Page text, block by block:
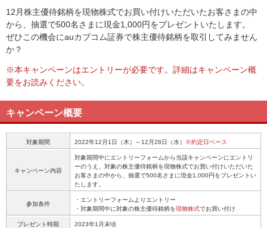
12月株主優待銘柄を現物株式でお買い付けいただいたお客さまの中
から、抽選で500名さまに現金1,000円をプレゼントいたします。
ぜひこの機会にauカブコム証券で株主優待銘柄を取引してみません
か？
※本キャンペーンはエントリーが必要です。詳細はキャンペーン概
要をお読みください。
キャンペーン概要
対象期間 2022年12月1日（木）～12月28日（水） ※約定日ベース
キャンペーン内容
対象期間中にエントリーフォームから当該キャンペーンにエントリ
ーのうえ、対象の株主優待銘柄を現物株式でお買い付けいただいた
お客さまの中から、抽選で500名さまに現金1,000円をプレゼントい
たします。
参加条件
・エントリーフォームよりエントリー
・対象期間中に対象の株主優待銘柄を現物株式でお買い付け
プレゼント時期 2023年1月末頃